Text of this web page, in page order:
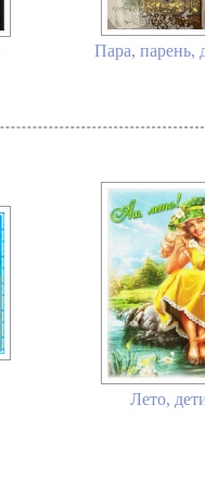
Пара, парень,
Лето,